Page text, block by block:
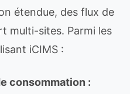
étendue, des flux de
multi-sites. Parmi les
iCIMS :
consommation :